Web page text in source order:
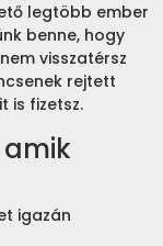
legtöbb ember
benne, hogy
visszatérsz
rejtett
is fizetsz.
igazán